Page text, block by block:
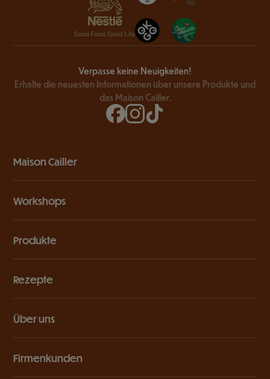
Verpasse keine Neuigkeiten!
Erhalte die neuesten Informationen über unsere Produkte und
das Maison Cailler.
Maison Cailler
Workshops
Produkte
Rezepte
Über uns
Firmenkunden